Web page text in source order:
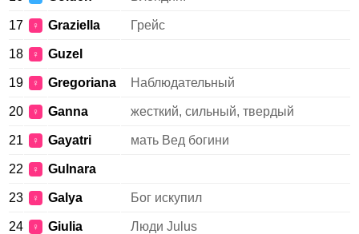
17 ♀ Graziella Грейс
18 ♀ Guzel
19 ♀ Gregoriana Наблюдательный
20 ♀ Ganna жесткий, сильный, твердый
21 ♀ Gayatri мать Вед богини
22 ♀ Gulnara
23 ♀ Galya Бог искупил
24 ♀ Giulia Люди Julus